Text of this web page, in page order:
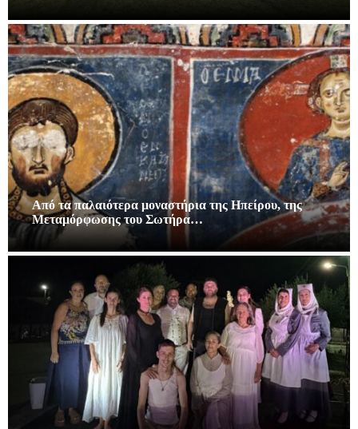
Από τα παλαιότερα μοναστήρια της Ηπείρου, της
Μεταμόρφωσης του Σωτήρα…